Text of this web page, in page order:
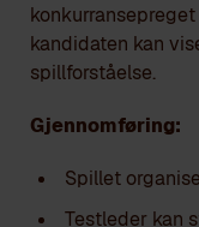
kandidaten kan
spillforståelse.
Gjennomføring:
Spillet
Testleder kan